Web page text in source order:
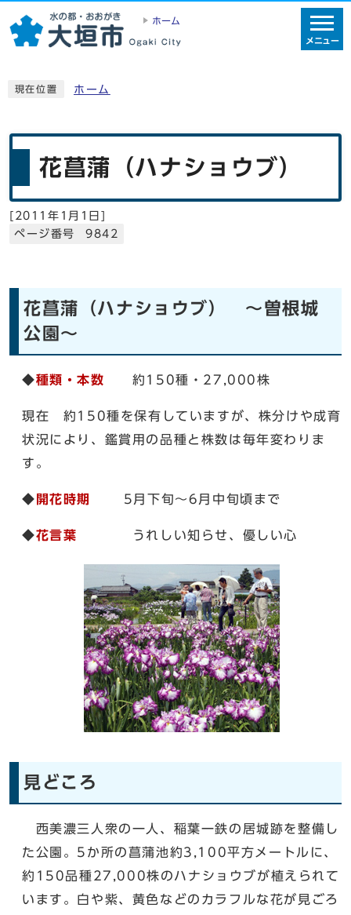
ホーム
メニュー
現在位置 ホーム
花菖蒲（ハナショウブ）
[ 2011年1月1日]
ページ番号 9842
花菖蒲（ハナショウブ） ～曽根城
公園～
◆種類・本数 約150種・27,000株
現在 約150種を保有していますが、株分けや成育
状況により、鑑賞用の品種と株数は毎年変わりま
す。
◆ 開花時期 5月下旬～6月中旬頃まで
◆花言葉 うれしい知らせ、優しい心
見どころ
西美濃三人衆の一人、稲葉一鉄の居城跡を整備し
た公園。5か所の菖蒲池約3,100平方メートルに、
約150品種27,000株のハナショウブが植えられて
います。白や紫、黄色などのカラフルな花が見ごろ